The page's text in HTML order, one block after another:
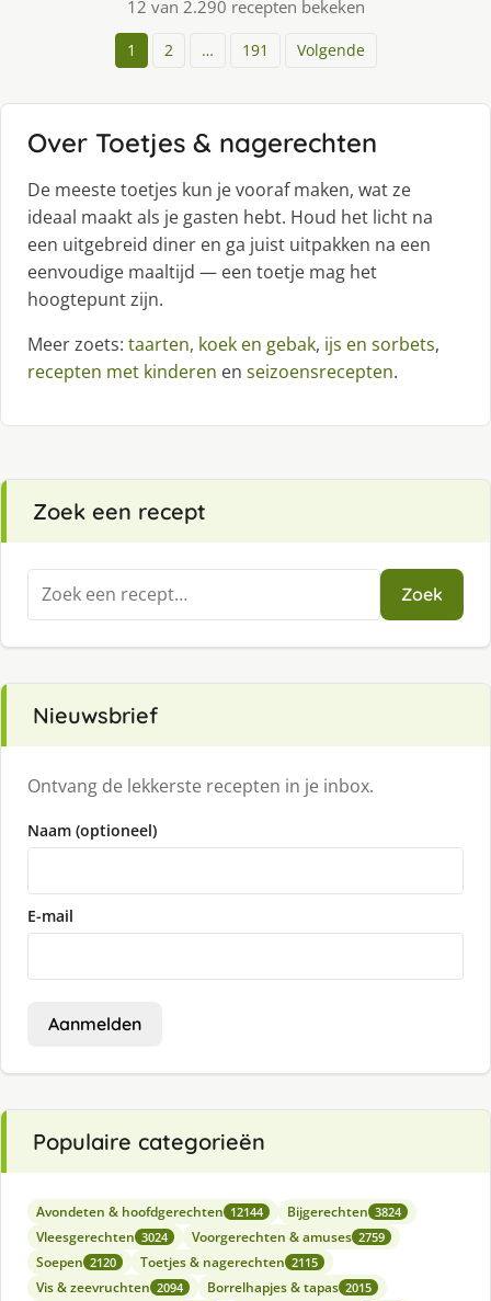
12 van 2.290 recepten bekeken
1 2 … 191 Volgende
Over Toetjes & nagerechten
De meeste toetjes kun je vooraf maken, wat ze
ideaal maakt als je gasten hebt. Houd het licht na
een uitgebreid diner en ga juist uitpakken na een
eenvoudige maaltijd — een toetje mag het
hoogtepunt zijn.
Meer zoets: taarten, koek en gebak, ijs en sorbets,
recepten met kinderen en seizoensrecepten.
Zoek een recept
Zoeken
naar:
Zoek
Nieuwsbrief
Ontvang de lekkerste recepten in je inbox.
Naam (optioneel)
E-mail
Aanmelden
Populaire categorieën
Avondeten & hoofdgerechten 12144 Bijgerechten 3824
Vleesgerechten 3024 Voorgerechten & amuses 2759
Soepen 2120 Toetjes & nagerechten 2115
Vis & zeevruchten 2094 Borrelhapjes & tapas 2015